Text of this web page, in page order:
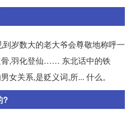
岁数大的老大爷会尊敬地称呼一
骨,羽化登仙…… 东北话中的铁
女关系,是贬义词,所... 什么。
?